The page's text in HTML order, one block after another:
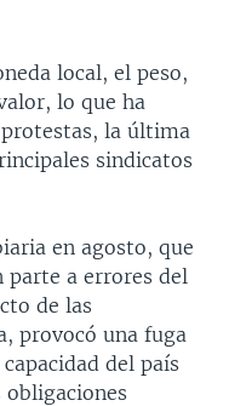
local, el peso,
lo que ha
la última
sindicatos
en agosto, que
parte a errores del
de las
provocó una fuga
del país